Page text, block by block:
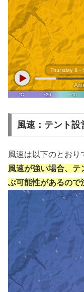
風速：テント
風速は以下のとおり
風速が強い場合、テ
ぶ可能性があるので